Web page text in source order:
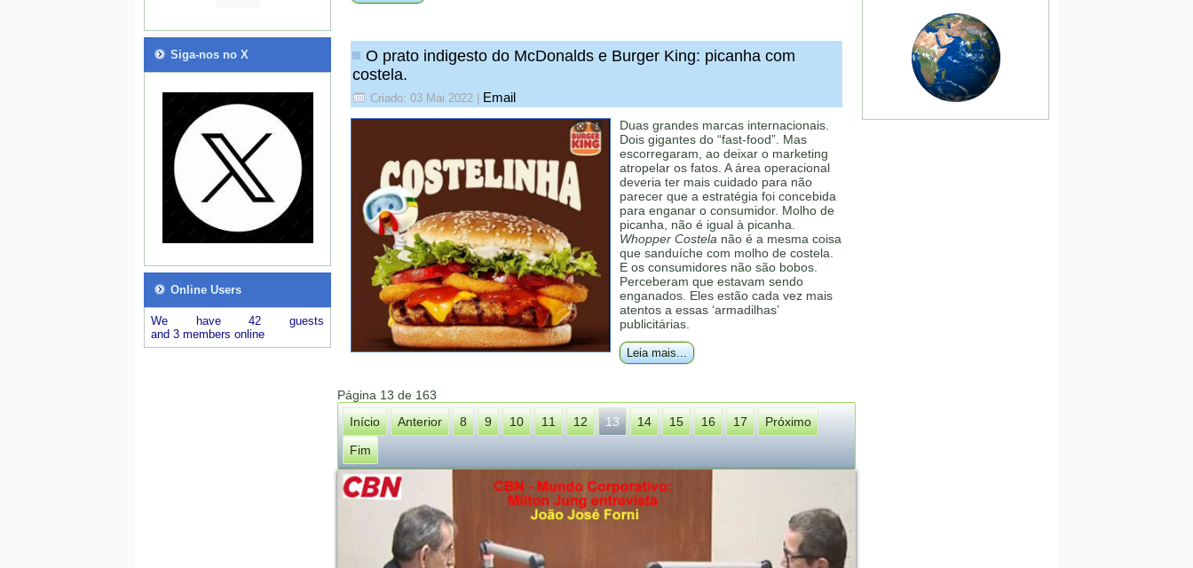
Siga-nos no X
Online Users
We have 42 guests
and 3 members online
O prato indigesto do McDonalds e Burger King: picanha com
costela.
Criado: 03 Mai 2022 Email
Duas grandes marcas internacionais.
Dois gigantes do “fast-food”. Mas
escorregaram, ao deixar o marketing
atropelar os fatos. A área operacional
deveria ter mais cuidado para não
parecer que a estratégia foi concebida
para enganar o consumidor. Molho de
picanha, não é igual à picanha.
Whopper Costela não é a mesma coisa
que sanduíche com molho de costela.
E os consumidores não são bobos.
Perceberam que estavam sendo
enganados. Eles estão cada vez mais
atentos a essas ‘armadilhas’
publicitárias.
Leia mais...
Página 13 de 163
Início
Anterior 8 9 10 11 12 13 14 15 16 17
Próximo
Fim